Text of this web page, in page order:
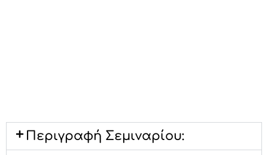
Περιγραφή Σεμιναρίου: